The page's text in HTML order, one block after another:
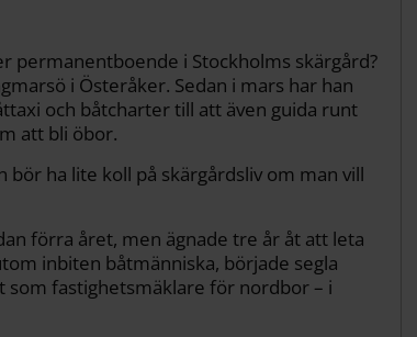
permanentboende i Stockholms skärgård?
i Österåker. Sedan i mars har han
och båtcharter till att även guida runt
att bli öbor.
bör ha lite koll på skärgårdsliv om man vill
förra året, men ägnade tre år åt att leta
inbiten båtmänniska, började segla
fastighetsmäklare för nordbor – i